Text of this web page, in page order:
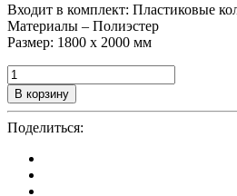
Входит в комплект: Пластиковые
Материалы – Полиэстер
Размер: 1800 х 2000 мм
В корзину
Поделиться: